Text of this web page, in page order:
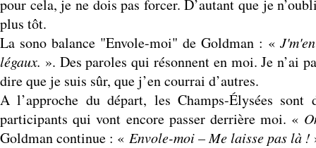
pour cela, je ne dois pas forcer. D’autant que je
plus tôt.
La sono balance "Envole-moi" de Goldman : «
légaux. ». Des paroles qui résonnent en moi. Je n’ai
dire que je suis sûr, que j’en courrai d’autres.
A l’approche du départ, les Champs-Élysées
participants qui vont encore passer derrière moi. «
Goldman continue : « Envole-moi – Me laisse pas là !